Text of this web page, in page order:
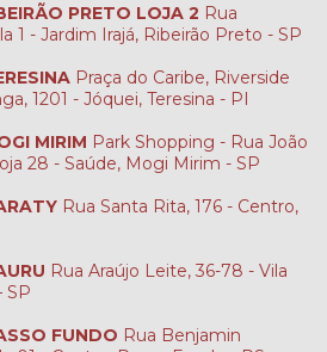
PRETO LOJA 2 Rua
1 - Jardim Irajá, Ribeirão Preto - SP
Praça do Caribe, Riverside
1201 - Jóquei, Teresina - PI
MIRIM Park Shopping - Rua João
28 - Saúde, Mogi Mirim - SP
Rua Santa Rita, 176 - Centro,
Rua Araújo Leite, 36-78 - Vila
SP
FUNDO Rua Benjamin